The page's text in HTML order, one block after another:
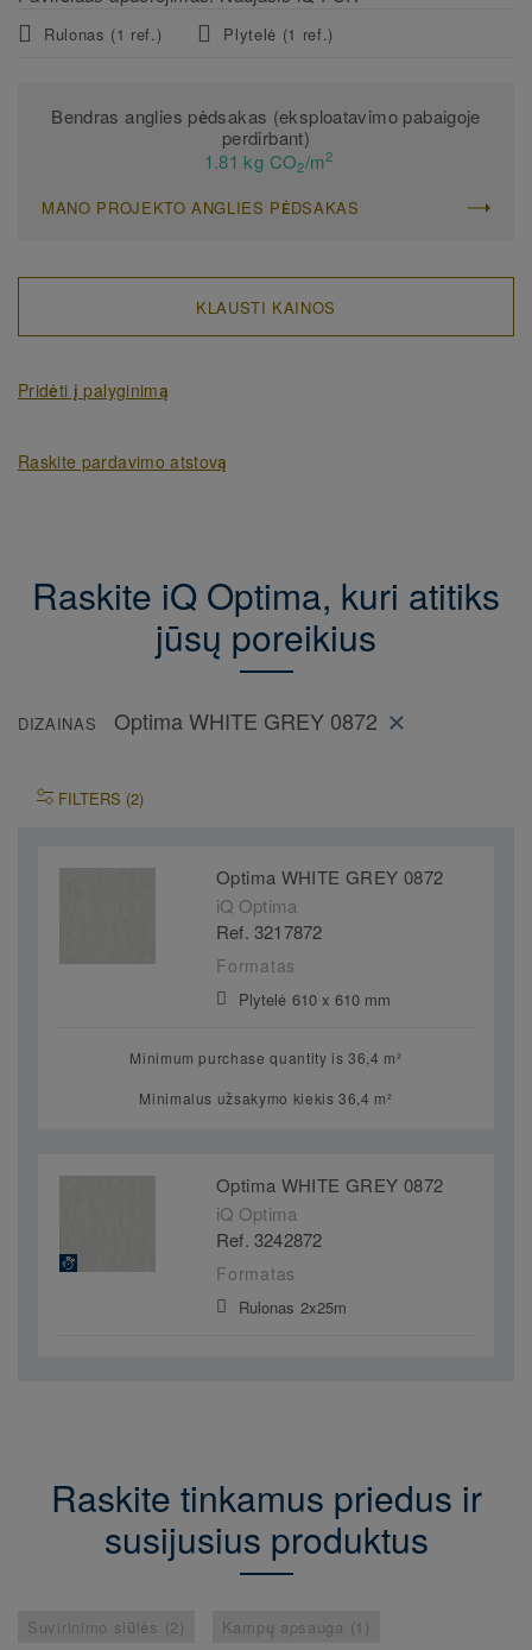
kolekcija pasižymi atsakingai išgaunamomis medžiagomis ir
galimybe dangas perdirbti (montavimo atraižas ir dangą po
Rulonas (1 ref.) Plytelė (1 ref.)
Bendras anglies pėdsakas (eksploatavimo pabaigoje
perdirbant)
1.81 kg CO2/m2
MANO PROJEKTO ANGLIES PĖDSAKAS
KLAUSTI KAINOS
Pridėti į palyginimą
Raskite pardavimo atstovą
Raskite iQ Optima, kuri atitiks
jūsų poreikius
DIZAINAS Optima WHITE GREY 0872
FILTERS (2)
Optima WHITE GREY 0872
iQ Optima
Ref. 3217872
Formatas
Plytelė 610 x 610 mm
Minimum purchase quantity is 36,4 m²
Minimalus užsakymo kiekis 36,4 m²
Optima WHITE GREY 0872
iQ Optima
Ref. 3242872
Formatas
Rulonas 2x25m
Raskite tinkamus priedus ir
susijusius produktus
Suvirinimo siūlės (2) Kampų apsauga (1)